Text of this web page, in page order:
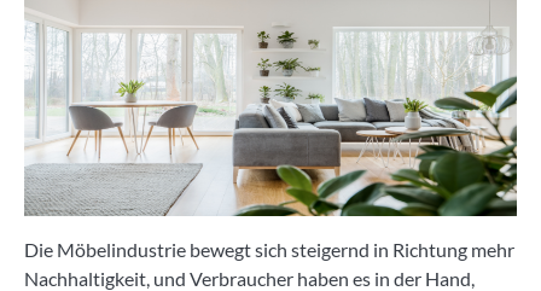
Die Möbelindustrie bewegt sich steigernd in Richtung mehr
Nachhaltigkeit, und Verbraucher haben es in der Hand,